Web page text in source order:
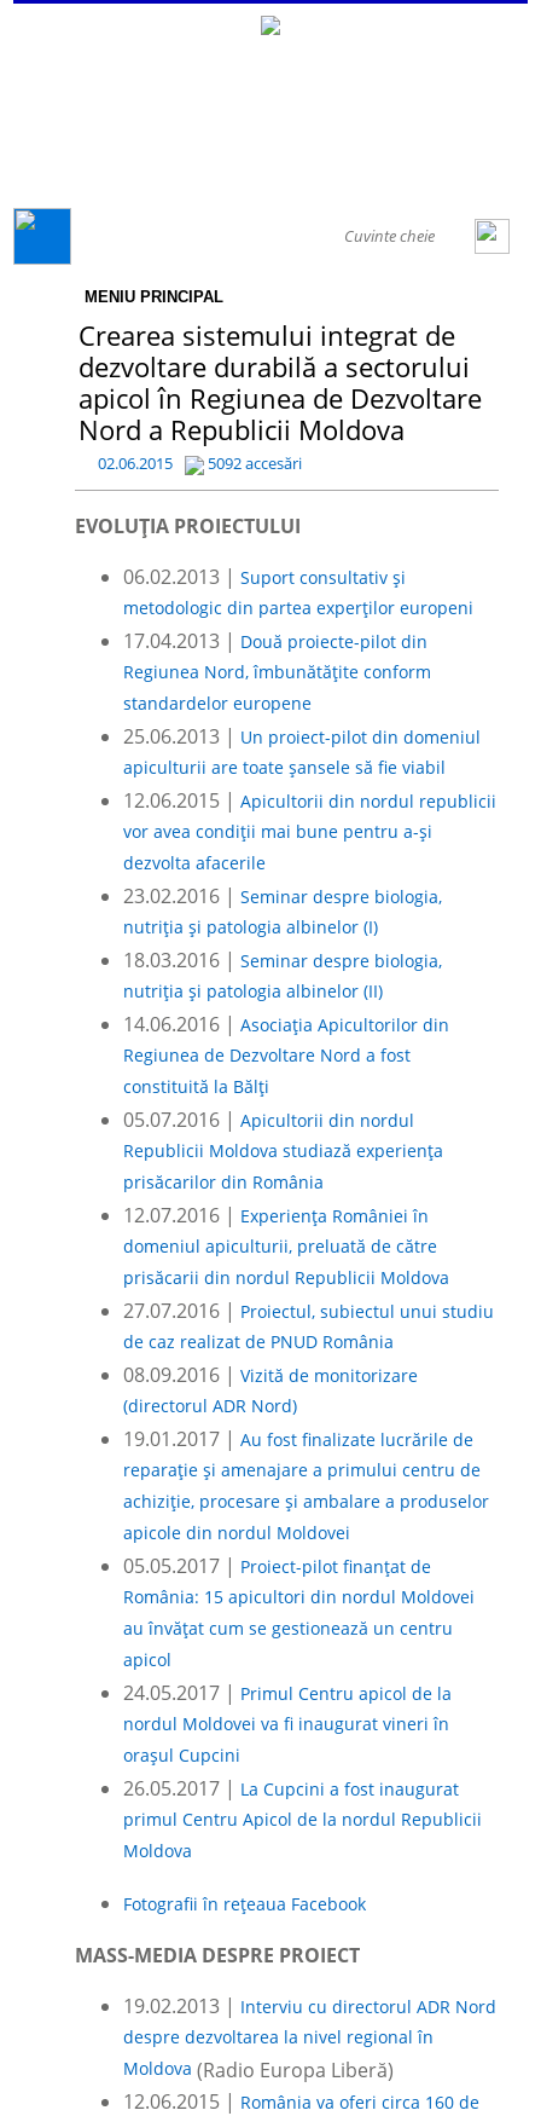
MENIU PRINCIPAL
Crearea sistemului integrat de
dezvoltare durabilă a sectorului
apicol în Regiunea de Dezvoltare
Nord a Republicii Moldova
02.06.2015 5092 accesări
EVOLUȚIA PROIECTULUI
06.02.2013 | Suport consultativ și
metodologic din partea experților europeni
17.04.2013 | Două proiecte-pilot din
Regiunea Nord, îmbunătățite conform
standardelor europene
25.06.2013 | Un proiect-pilot din domeniul
apiculturii are toate șansele să fie viabil
12.06.2015 | Apicultorii din nordul republicii
vor avea condiții mai bune pentru a-și
dezvolta afacerile
23.02.2016 | Seminar despre biologia,
nutriția și patologia albinelor (I)
18.03.2016 | Seminar despre biologia,
nutriția și patologia albinelor (II)
14.06.2016 | Asociația Apicultorilor din
Regiunea de Dezvoltare Nord a fost
constituită la Bălți
05.07.2016 | Apicultorii din nordul
Republicii Moldova studiază experiența
prisăcarilor din România
12.07.2016 | Experiența României în
domeniul apiculturii, preluată de către
prisăcarii din nordul Republicii Moldova
27.07.2016 | Proiectul, subiectul unui studiu
de caz realizat de PNUD România
08.09.2016 | Vizită de monitorizare
(directorul ADR Nord)
19.01.2017 | Au fost finalizate lucrările de
reparație și amenajare a primului centru de
achiziție, procesare și ambalare a produselor
apicole din nordul Moldovei
05.05.2017 | Proiect-pilot finanțat de
România: 15 apicultori din nordul Moldovei
au învățat cum se gestionează un centru
apicol
24.05.2017 | Primul Centru apicol de la
nordul Moldovei va fi inaugurat vineri în
orașul Cupcini
26.05.2017 | La Cupcini a fost inaugurat
primul Centru Apicol de la nordul Republicii
Moldova
Fotografii în rețeaua Facebook
MASS-MEDIA DESPRE PROIECT
19.02.2013 | Interviu cu directorul ADR Nord
despre dezvoltarea la nivel regional în
Moldova (Radio Europa Liberă)
12.06.2015 | România va oferi circa 160 de